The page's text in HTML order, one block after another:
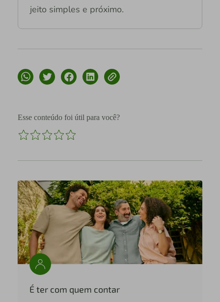
jeito simples e próximo.
Esse conteúdo foi útil para você?
É ter com quem contar